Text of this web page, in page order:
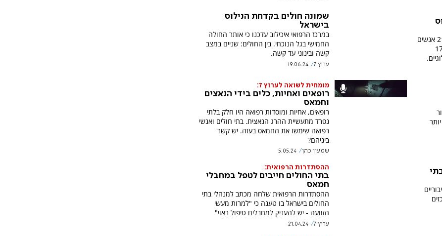
משרד הבריאות עדכן כי עד כה אובחנו 21 אנשים
מערב הנילוס - מתוכם 17
שמונה חולים בקדחת הנילוס
בישראל
במרכז הרפואי איכילוב עדכנו כי אותר החולה
החמישי בגל הנוכחי. בין החולים: שניים במצב
קשה ובינוני עד קשה.
ערוץ 7 19.06.24
מומחית לשואה לערוץ 7:
רופאים ואחיות, כלים בידי הנאצים
וחמאס
רופאים, אחיות ומוסדות רפואה היו חלק בלתי
נפרד מתעשיית ההרג הנאצית. בתי חולים ואנשי
רפואה שימשו את החמאס בעזה. יש קשר
ביניהם?
שמעון כהן 5.05.24
ההסתדרות הרפואית:
בתי החולים חייבים לטפל במחבלי
חמאס
ההסתדרות הרפואית שלחה מכתב למנהלי בתי
החולים בישראל בו טענה כי "למרות מעשי
הזוועה - יש להעניק למחבלים טיפול ראוי"
ערוץ 7 21.04.24